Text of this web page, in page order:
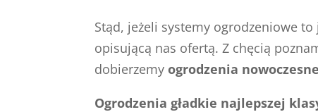
Stąd, jeżeli systemy ogrodzeniowe
opisującą nas ofertą. Z chęcią
dobierzemy ogrodzenia nowoczesne
Ogrodzenia gładkie najlepszej